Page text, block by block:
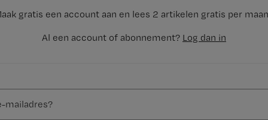
gratis een account aan en lees 2 artikelen gratis per
Al een account of abonnement? Log dan in